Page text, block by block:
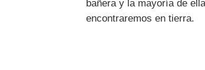
bañera y la mayoría de
encontraremos en tierra.